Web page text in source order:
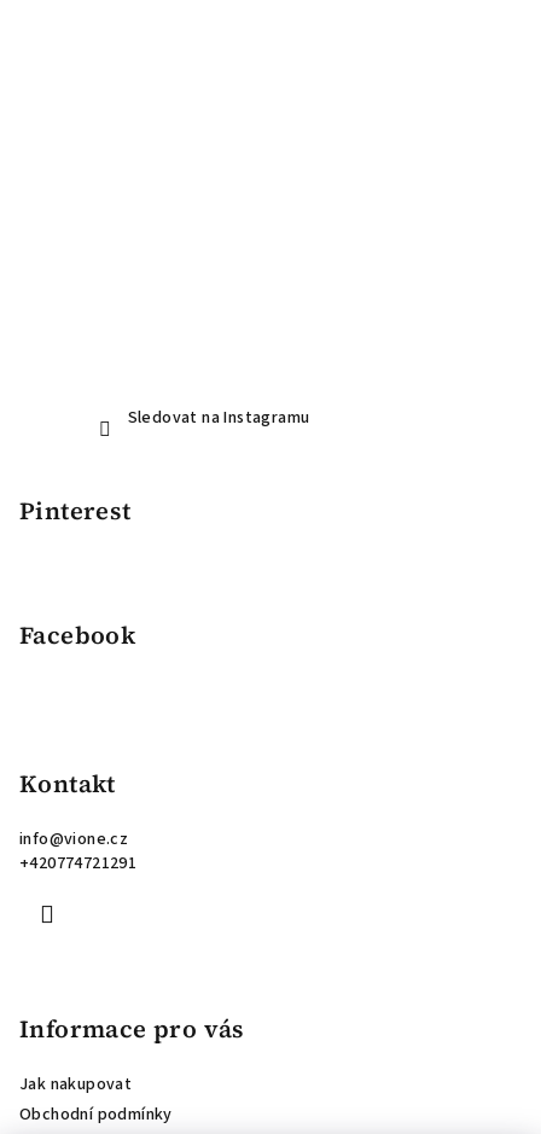
Sledovat na Instagramu
Pinterest
Facebook
Kontakt
info@vione.cz
+420774721291
Informace pro vás
Jak nakupovat
Obchodní podmínky